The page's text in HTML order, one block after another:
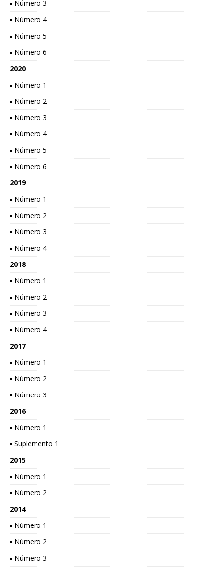
▪ Número 3
▪ Número 4
▪ Número 5
▪ Número 6
2020
▪ Número 1
▪ Número 2
▪ Número 3
▪ Número 4
▪ Número 5
▪ Número 6
2019
▪ Número 1
▪ Número 2
▪ Número 3
▪ Número 4
2018
▪ Número 1
▪ Número 2
▪ Número 3
▪ Número 4
2017
▪ Número 1
▪ Número 2
▪ Número 3
2016
▪ Número 1
▪ Suplemento 1
2015
▪ Número 1
▪ Número 2
2014
▪ Número 1
▪ Número 2
▪ Número 3